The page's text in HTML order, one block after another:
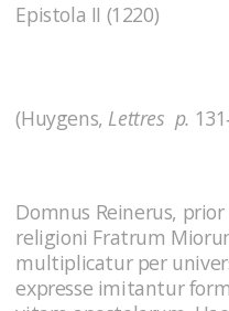
Epistola II (1220)
(Huygens, Lettres p.
Domnus Reinerus,
religioni Fratrum
multiplicatur per
expresse imitantur